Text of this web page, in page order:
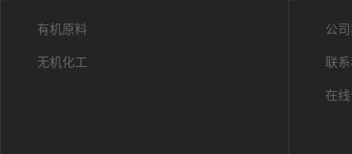
有机原料
无机化工
公
联
在